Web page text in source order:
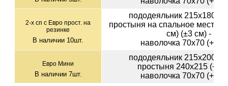
2-х сп с Евро прост. на
резинке
В наличии 10шт.
пододеяльник 215х180
простыня на спальное место
см) (±3 см) - 1шт
наволочка 70х70 (+-
Евро Мини
В наличии 7шт.
пододеяльник 215х200
простыня 240х215 (+-
наволочка 70х70 (+-